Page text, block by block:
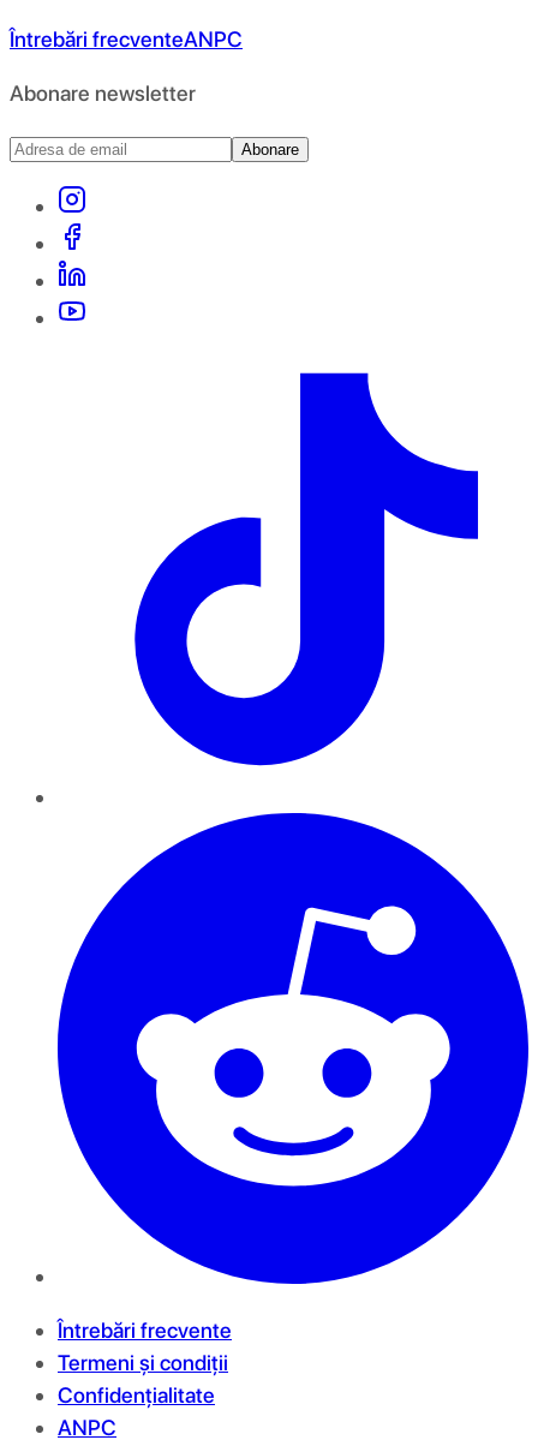
Întrebări frecventeANPC
Abonare newsletter
Abonare
Întrebări frecvente
Termeni și condiții
Confidențialitate
ANPC